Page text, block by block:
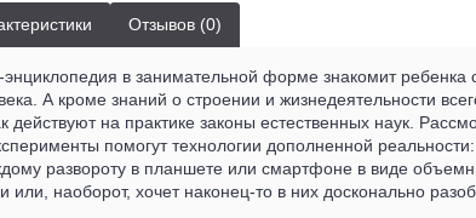
Отзывов (0)
в занимательной форме знакомит
А кроме знаний о строении и жизнедеятельности
действуют на практике законы естественных наук.
помогут технологии дополненной
развороту в планшете или смартфоне в виде
или, наоборот, хочет наконец-то в них досконально